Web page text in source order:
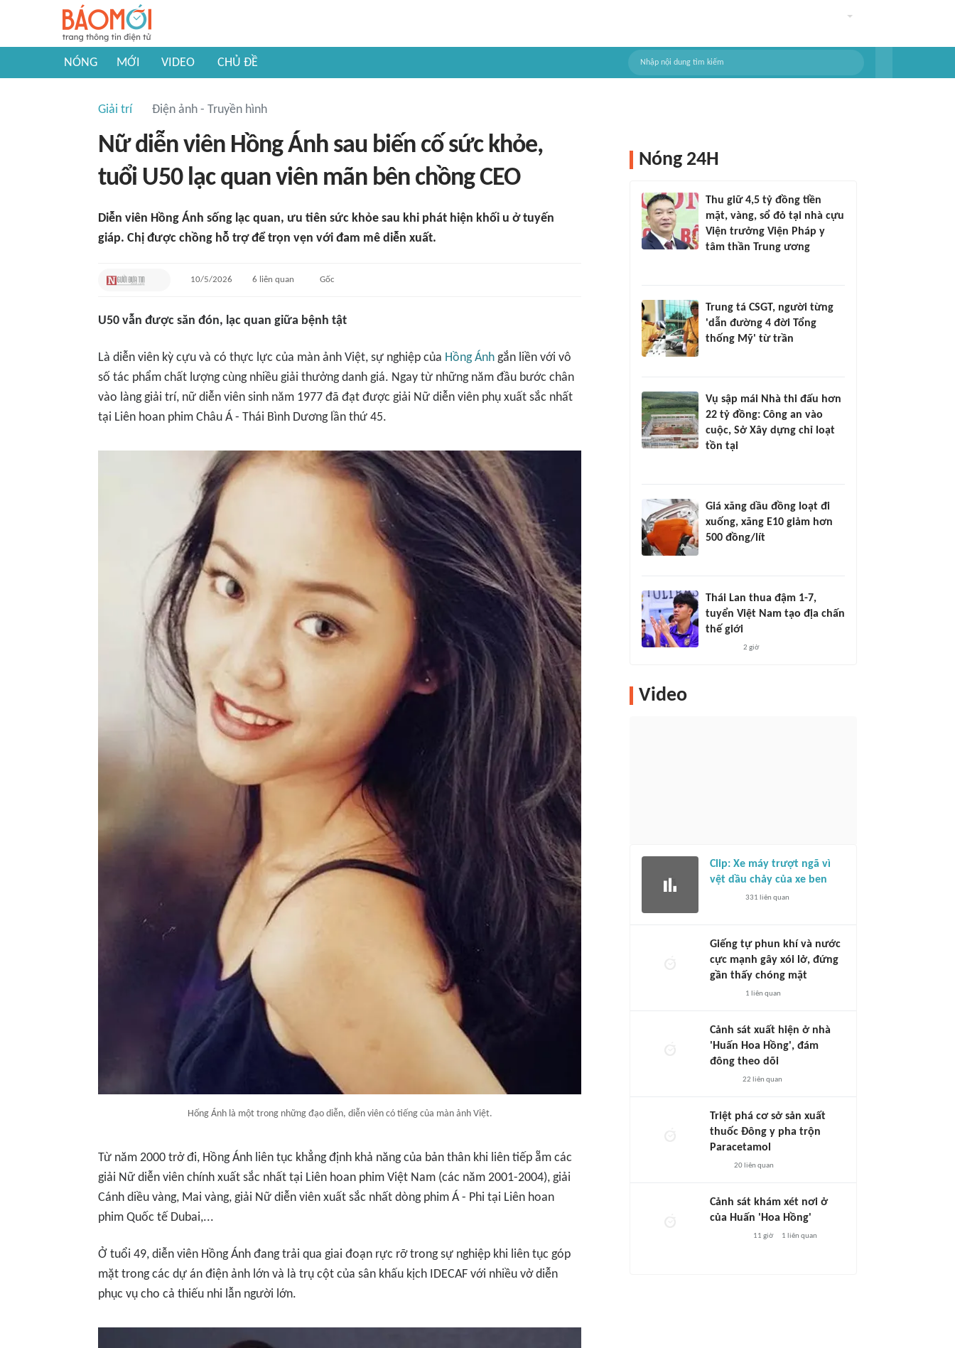
NÓNG MỚI VIDEO CHỦ ĐỀ
Giải trí Điện ảnh - Truyền hình
Nữ diễn viên Hồng Ánh sau biến cố sức khỏe,
tuổi U50 lạc quan viên mãn bên chồng CEO
Diễn viên Hồng Ánh sống lạc quan, ưu tiên sức khỏe sau khi phát hiện khối u ở tuyến
giáp. Chị được chồng hỗ trợ để trọn vẹn với đam mê diễn xuất.
10/5/2026 6 liên quan Gốc
U50 vẫn được săn đón, lạc quan giữa bệnh tật
Là diễn viên kỳ cựu và có thực lực của màn ảnh Việt, sự nghiệp của Hồng Ánh gắn liền với vô
số tác phẩm chất lượng cùng nhiều giải thưởng danh giá. Ngay từ những năm đầu bước chân
vào làng giải trí, nữ diễn viên sinh năm 1977 đã đạt được giải Nữ diễn viên phụ xuất sắc nhất
tại Liên hoan phim Châu Á - Thái Bình Dương lần thứ 45.
Hống Ánh là một trong những đạo diễn, diễn viên có tiếng của màn ảnh Việt.
Từ năm 2000 trở đi, Hồng Ánh liên tục khẳng định khả năng của bản thân khi liên tiếp ẵm các
giải Nữ diễn viên chính xuất sắc nhất tại Liên hoan phim Việt Nam (các năm 2001-2004), giải
Cánh diều vàng, Mai vàng, giải Nữ diễn viên xuất sắc nhất dòng phim Á - Phi tại Liên hoan
phim Quốc tế Dubai,...
Ở tuổi 49, diễn viên Hồng Ánh đang trải qua giai đoạn rực rỡ trong sự nghiệp khi liên tục góp
mặt trong các dự án điện ảnh lớn và là trụ cột của sân khấu kịch IDECAF với nhiều vở diễn
phục vụ cho cả thiếu nhi lẫn người lớn.
Nóng 24H
Thu giữ 4,5 tỷ đồng tiền
mặt, vàng, sổ đỏ tại nhà cựu
Viện trưởng Viện Pháp y
tâm thần Trung ương
Trung tá CSGT, người từng
'dẫn đường 4 đời Tổng
thống Mỹ' từ trần
Vụ sập mái Nhà thi đấu hơn
22 tỷ đồng: Công an vào
cuộc, Sở Xây dựng chỉ loạt
tồn tại
Giá xăng dầu đồng loạt đi
xuống, xăng E10 giảm hơn
500 đồng/lít
Thái Lan thua đậm 1-7,
tuyển Việt Nam tạo địa chấn
thế giới
2 giờ
Video
Clip: Xe máy trượt ngã vì
vệt dầu chảy của xe ben
331 liên quan
Giếng tự phun khí và nước
cực mạnh gây xói lở, đứng
gần thấy chóng mặt
1 liên quan
Cảnh sát xuất hiện ở nhà
'Huấn Hoa Hồng', đám
đông theo dõi
22 liên quan
Triệt phá cơ sở sản xuất
thuốc Đông y pha trộn
Paracetamol
20liên quan
Cảnh sát khám xét nơi ở
của Huấn 'Hoa Hồng'
11 giờ 1 liên quan